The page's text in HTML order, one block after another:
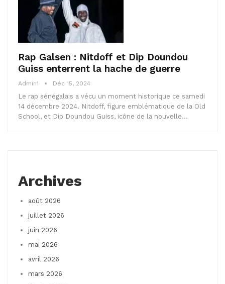
Rap Galsen : Nitdoff et Dip Doundou
Guiss enterrent la hache de guerre
Admin1 Déc 15, 2024
Le rap sénégalais a vécu un moment historique ce samedi
14 décembre 2024. Nitdoff, figure emblématique de la Old
School, et Dip Doundou Guiss, icône de la nouvelle…
Archives
août 2026
juillet 2026
juin 2026
mai 2026
avril 2026
mars 2026